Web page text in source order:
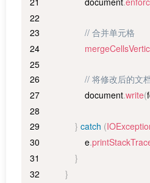
// 合并单元格
// 将修改后的文
            document
.write(
} catch (
            e
.
}
}